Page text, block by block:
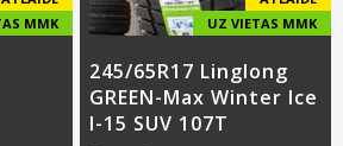
MMK
UZ VIETAS MMK
245/65R17 Linglong
GREEN-Max Winter Ice
I-15 SUV 107T